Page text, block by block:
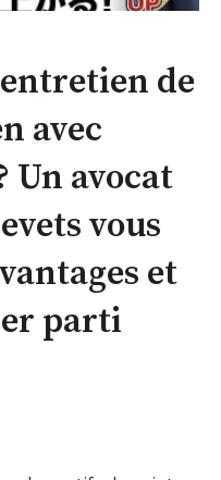
de
avec
Un avocat
vous
et
parti